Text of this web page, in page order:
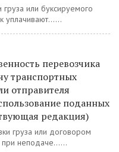
или буксируемого
уплачивают......
перевозчика
транспортных
отправителя
поданных
редакция)
груза или договором
неподаче......